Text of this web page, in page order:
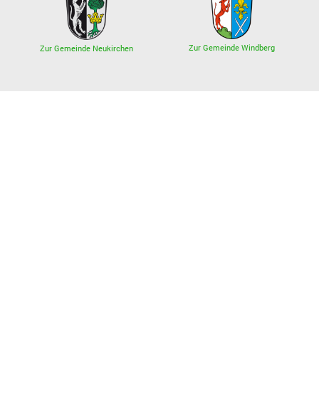
Zur Gemeinde Neukirchen Zur Gemeinde Windberg